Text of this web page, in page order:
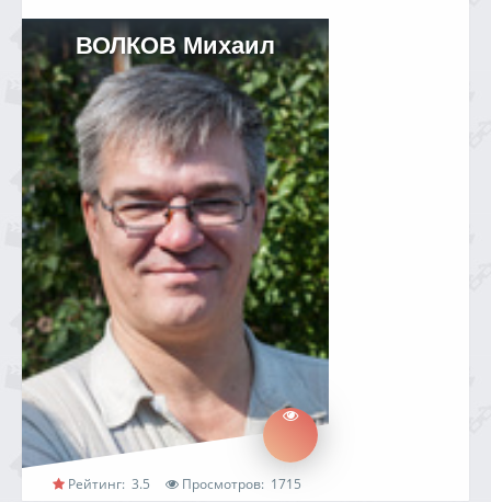
ВОЛКОВ Михаил
Рейтинг: 3.5 Просмотров: 1715